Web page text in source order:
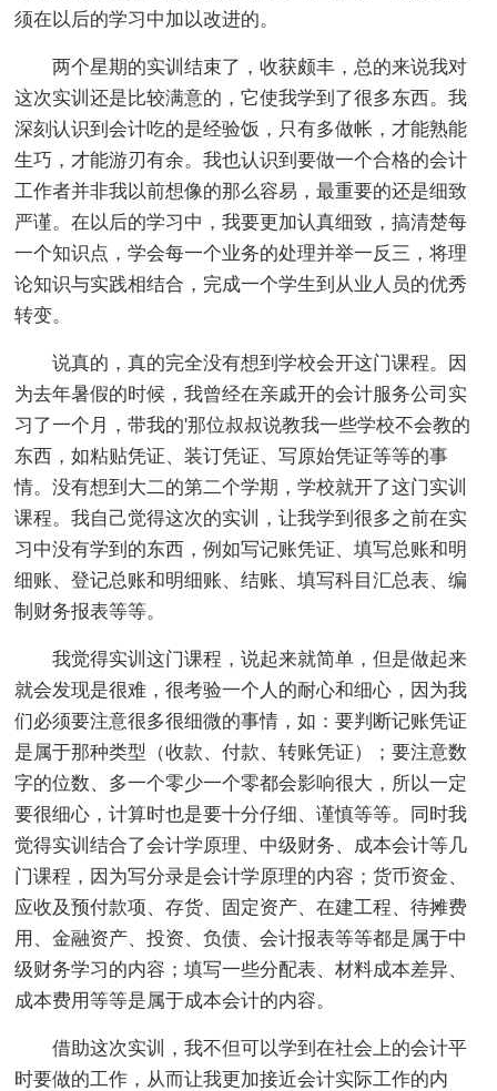
须在以后的学习中加以改进的。
两个星期的实训结束了，收获颇丰，总的来说我对
这次实训还是比较满意的，它使我学到了很多东西。我
深刻认识到会计吃的是经验饭，只有多做帐，才能熟能
生巧，才能游刃有余。我也认识到要做一个合格的会计
工作者并非我以前想像的那么容易，最重要的还是细致
严谨。在以后的学习中，我要更加认真细致，搞清楚每
一个知识点，学会每一个业务的处理并举一反三，将理
论知识与实践相结合，完成一个学生到从业人员的优秀
转变。
说真的，真的完全没有想到学校会开这门课程。因
为去年暑假的时候，我曾经在亲戚开的会计服务公司实
习了一个月，带我的'那位叔叔说教我一些学校不会教的
东西，如粘贴凭证、装订凭证、写原始凭证等等的事
情。没有想到大二的第二个学期，学校就开了这门实训
课程。我自己觉得这次的实训，让我学到很多之前在实
习中没有学到的东西，例如写记账凭证、填写总账和明
细账、登记总账和明细账、结账、填写科目汇总表、编
制财务报表等等。
我觉得实训这门课程，说起来就简单，但是做起来
就会发现是很难，很考验一个人的耐心和细心，因为我
们必须要注意很多很细微的事情，如：要判断记账凭证
是属于那种类型（收款、付款、转账凭证）；要注意数
字的位数、多一个零少一个零都会影响很大，所以一定
要很细心，计算时也是要十分仔细、谨慎等等。同时我
觉得实训结合了会计学原理、中级财务、成本会计等几
门课程，因为写分录是会计学原理的内容；货币资金、
应收及预付款项、存货、固定资产、在建工程、待摊费
用、金融资产、投资、负债、会计报表等等都是属于中
级财务学习的内容；填写一些分配表、材料成本差异、
成本费用等等是属于成本会计的内容。
借助这次实训，我不但可以学到在社会上的会计平
时要做的工作，从而让我更加接近会计实际工作的内